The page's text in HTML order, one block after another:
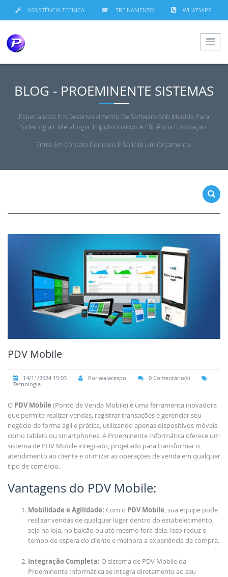
ASSISTÊNCIA TÉCNICA TREINAMENTO WHATSAPP
BLOG - PROEMINENTE SISTEMAS
Especialistas Em Desenvolvimento De Software Sob Medida Para
Siderurgia E Metalurgia, Impulsionando A Eficiência E Inovação.
Entre Em Contato Conosco E Solicite Um Orçamento!
PDV Mobile
14/11/2024 15:03 Por walacespo
0 Comentário(s)
Tecnologia
O PDV Mobile (Ponto de Venda Mobile) é uma ferramenta inovadora
que permite realizar vendas, registrar transações e gerenciar seu
negócio de forma ágil e prática, utilizando apenas dispositivos móveis
como tablets ou smartphones. A Proeminente Informática oferece um
sistema de PDV Mobile integrado, projetado para transformar o
atendimento ao cliente e otimizar as operações de venda em qualquer
tipo de comércio.
Vantagens do PDV Mobile:
Mobilidade e Agilidade: Com o PDV Mobile, sua equipe pode
realizar vendas de qualquer lugar dentro do estabelecimento,
seja na loja, no balcão ou até mesmo fora dela. Isso reduz o
tempo de espera do cliente e melhora a experiência de compra.
Integração Completa: O sistema de PDV Mobile da
Proeminente Informática se integra diretamente ao seu